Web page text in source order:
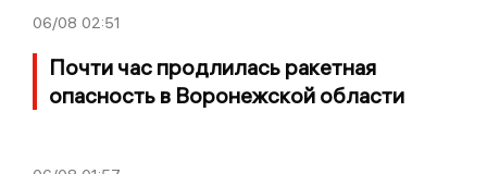
06/08 02:51
Почти час продлилась ракетная
опасность в Воронежской области